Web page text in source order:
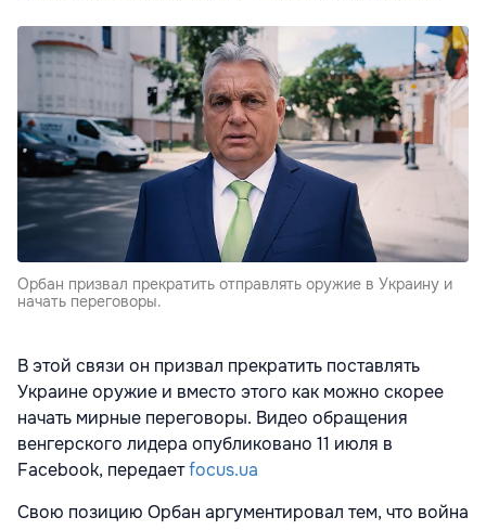
Орбан призвал прекратить отправлять оружие в Украину и
начать переговоры.
В этой связи он призвал прекратить поставлять
Украине оружие и вместо этого как можно скорее
начать мирные переговоры. Видео обращения
венгерского лидера опубликовано 11 июля в
Facebook, передаетfocus.ua
Свою позицию Орбан аргументировал тем, что война